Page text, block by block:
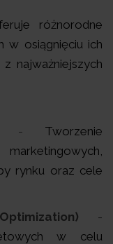
różnorodne
w osiągnięciu ich
najważniejszych
- Tworzenie
rynku oraz cele
-
w celu